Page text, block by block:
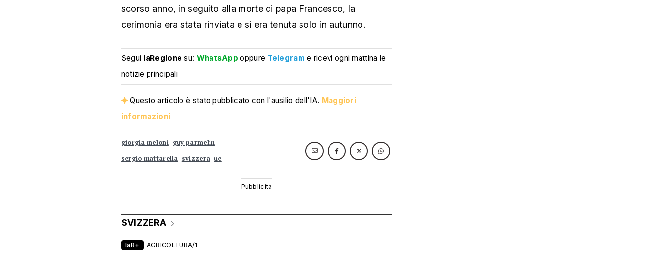
scorso anno, in seguito alla morte di papa Francesco, la
cerimonia era stata rinviata e si era tenuta solo in autunno.
Segui laRegione su: WhatsApp oppure Telegram e ricevi ogni mattina le
notizie principali
Questo articolo è stato pubblicato con l'ausilio dell'IA. Maggiori
informazioni
giorgia meloni guy parmelin
sergio mattarella svizzera ue
SVIZZERA
laR+ AGRICOLTURA/1